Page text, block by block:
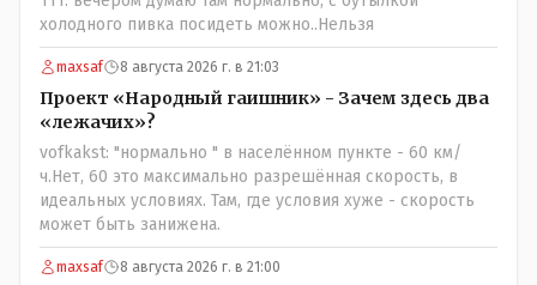
холодного пивка посидеть можно..Нельзя
maxsaf 8 августа 2026 г. в 21:03
Проект «Народный гаишник» - Зачем здесь два
«лежачих»?
vofkakst: "нормально " в населённом пункте - 60 км/
ч.Нет, 60 это максимально разрешённая скорость, в
идеальных условиях. Там, где условия хуже - скорость
может быть занижена.
maxsaf 8 августа 2026 г. в 21:00